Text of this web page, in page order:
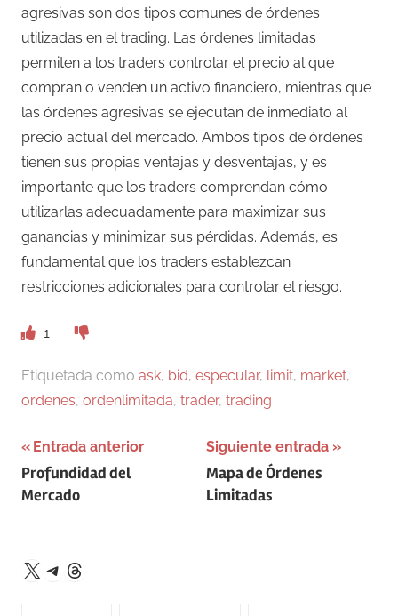
agresivas son dos tipos comunes de órdenes
utilizadas en el trading. Las órdenes limitadas
permiten a los traders controlar el precio al que
compran o venden un activo financiero, mientras que
las órdenes agresivas se ejecutan de inmediato al
precio actual del mercado. Ambos tipos de órdenes
tienen sus propias ventajas y desventajas, y es
importante que los traders comprendan cómo
utilizarlas adecuadamente para maximizar sus
ganancias y minimizar sus pérdidas. Además, es
fundamental que los traders establezcan
restricciones adicionales para controlar el riesgo.
1
Etiquetada como ask, bid, especular, limit, market,
ordenes, ordenlimitada, trader, trading
Navegación
de
Entrada anterior
Profundidad del
Mercado
Siguiente entrada
Mapa de Órdenes
Limitadas
X Telegram
Threads